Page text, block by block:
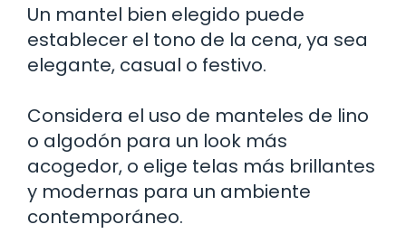
Un mantel bien elegido puede
establecer el tono de la cena, ya sea
elegante, casual o festivo.
Considera el uso de manteles de lino
o algodón para un look más
acogedor, o elige telas más brillantes
y modernas para un ambiente
contemporáneo.